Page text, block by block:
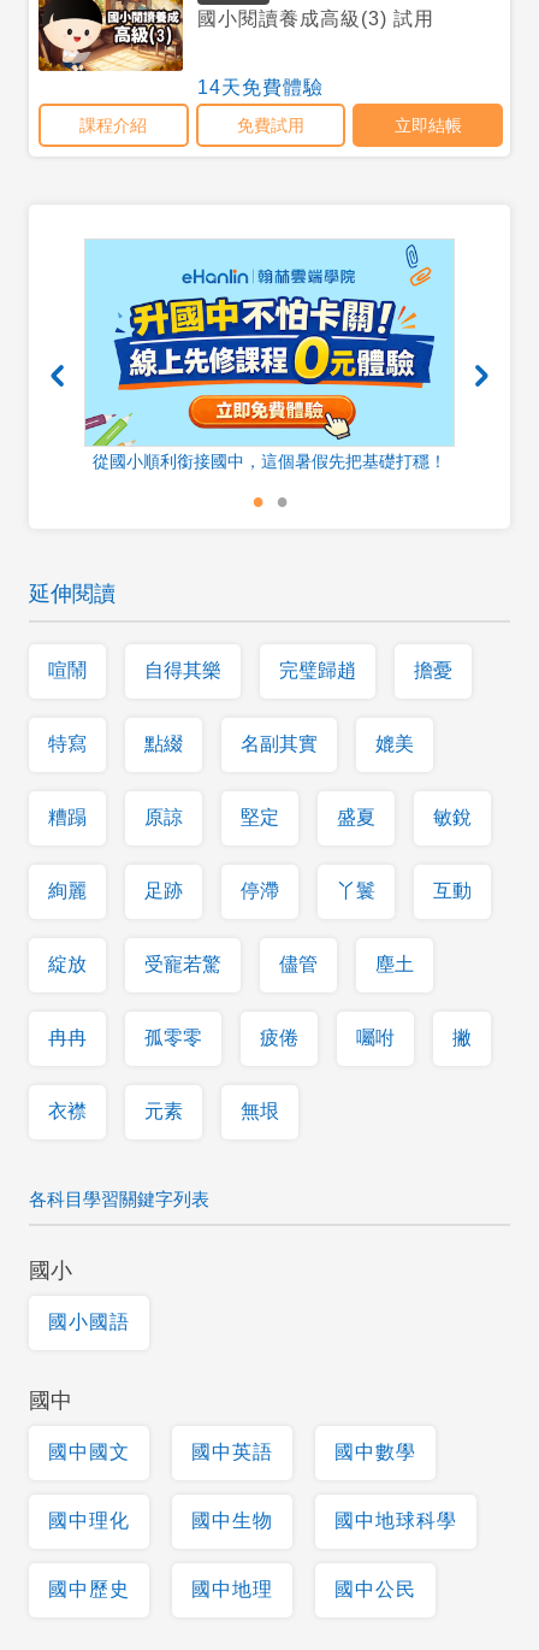
從國小順利銜接國中，這個暑假先把基礎打穩！
延伸閱讀
喧鬧 自得其樂 完璧歸趙 擔憂
特寫 點綴 名副其實 媲美
糟蹋 原諒 堅定 盛夏 敏銳
絢麗 足跡 停滯 丫鬟 互動
綻放 受寵若驚 儘管 塵土
冉冉 孤零零 疲倦 囑咐 撇
衣襟 元素 無垠
各科目學習關鍵字列表
國小
國小國語
國中
國中國文 國中英語 國中數學
國中理化 國中生物 國中地球科學
國中歷史 國中地理 國中公民